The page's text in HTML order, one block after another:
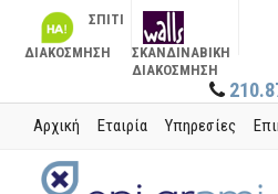
ΣΠΙΤΙ
ΔΙΑΚΟΣΜΗΣΗ
ΣΚΑΝΔΙΝΑΒΙΚΗ
ΔΙΑΚΟΣΜΗΣΗ
Αρχική Εταιρία Υπηρεσίες